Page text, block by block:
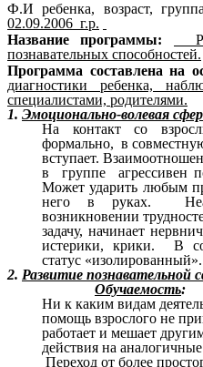
Ф.И ребенка, возраст, группа
02.09.2006 г.р.
Название программы:
познавательных способностей.
Программа составлена на
диагностики ребенка,
специалистами, родителями.
1. Эмоционально-волевая
На контакт со
формально, в
вступает.
в группе агрессивен
Может ударить любым
него в руках.
возникновении
задачу, начинает
истерики, крики. В
статус «изолированный».
2. Развитие познавательной
Обучаемость:
Ни к каким видам
помощь взрослого не
работает и мешает
действия на
Переход от более